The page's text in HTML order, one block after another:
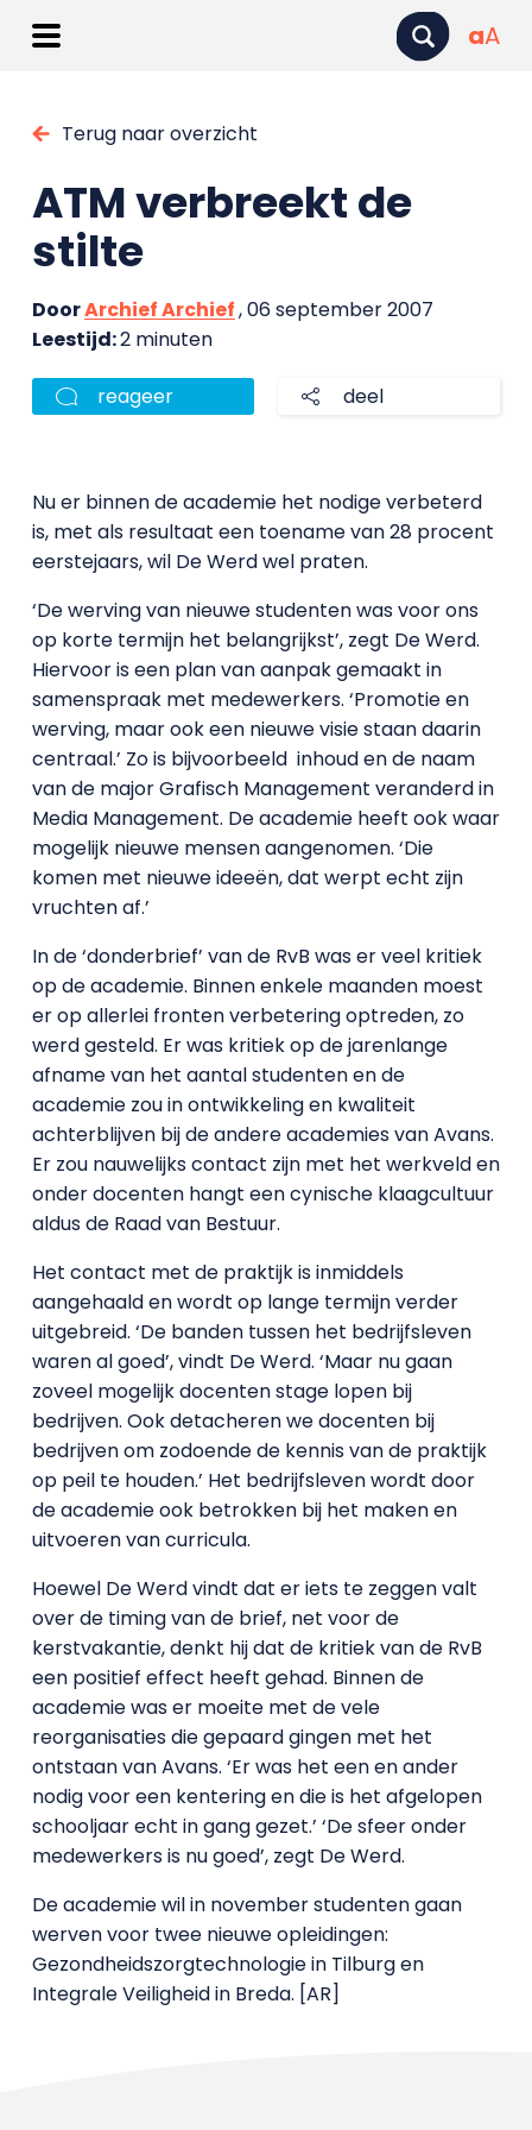
aA
Terug naar overzicht
ATM verbreekt de
stilte
DoorArchief Archief, 06 september 2007
Leestijd:2 minuten
reageer deel
Nu er binnen de academie het nodige verbeterd
is, met als resultaat een toename van 28 procent
eerstejaars, wil De Werd wel praten.
‘De werving van nieuwe studenten was voor ons
op korte termijn het belangrijkst’, zegt De Werd.
Hiervoor is een plan van aanpak gemaakt in
samenspraak met medewerkers. ‘Promotie en
werving, maar ook een nieuwe visie staan daarin
centraal.’ Zo is bijvoorbeeld inhoud en de naam
van de major Grafisch Management veranderd in
Media Management. De academie heeft ook waar
mogelijk nieuwe mensen aangenomen. ‘Die
komen met nieuwe ideeën, dat werpt echt zijn
vruchten af.’
In de ‘donderbrief’ van de RvB was er veel kritiek
op de academie. Binnen enkele maanden moest
er op allerlei fronten verbetering optreden, zo
werd gesteld. Er was kritiek op de jarenlange
afname van het aantal studenten en de
academie zou in ontwikkeling en kwaliteit
achterblijven bij de andere academies van Avans.
Er zou nauwelijks contact zijn met het werkveld en
onder docenten hangt een cynische klaagcultuur
aldus de Raad van Bestuur.
Het contact met de praktijk is inmiddels
aangehaald en wordt op lange termijn verder
uitgebreid. ‘De banden tussen het bedrijfsleven
waren al goed’, vindt De Werd. ‘Maar nu gaan
zoveel mogelijk docenten stage lopen bij
bedrijven. Ook detacheren we docenten bij
bedrijven om zodoende de kennis van de praktijk
op peil te houden.’ Het bedrijfsleven wordt door
de academie ook betrokken bij het maken en
uitvoeren van curricula.
Hoewel De Werd vindt dat er iets te zeggen valt
over de timing van de brief, net voor de
kerstvakantie, denkt hij dat de kritiek van de RvB
een positief effect heeft gehad. Binnen de
academie was er moeite met de vele
reorganisaties die gepaard gingen met het
ontstaan van Avans. ‘Er was het een en ander
nodig voor een kentering en die is het afgelopen
schooljaar echt in gang gezet.’ ‘De sfeer onder
medewerkers is nu goed’, zegt De Werd.
De academie wil in november studenten gaan
werven voor twee nieuwe opleidingen:
Gezondheidszorgtechnologie in Tilburg en
Integrale Veiligheid in Breda. [AR]